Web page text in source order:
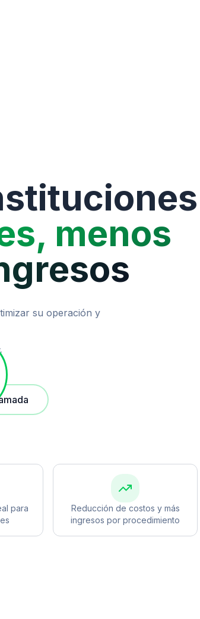
menos
su operación y
para
Reducción de costos y más
ingresos por procedimiento